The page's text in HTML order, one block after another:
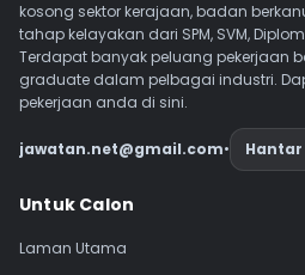
kosong sektor kerajaan, badan
tahap kelayakan dari SPM, SVM,
Terdapat banyak peluang pekerjaan
graduate dalam pelbagai industri.
pekerjaan anda di sini.
jawatan.net@gmail.com•
Navigasi Footer
Untuk Calon
Laman Utama